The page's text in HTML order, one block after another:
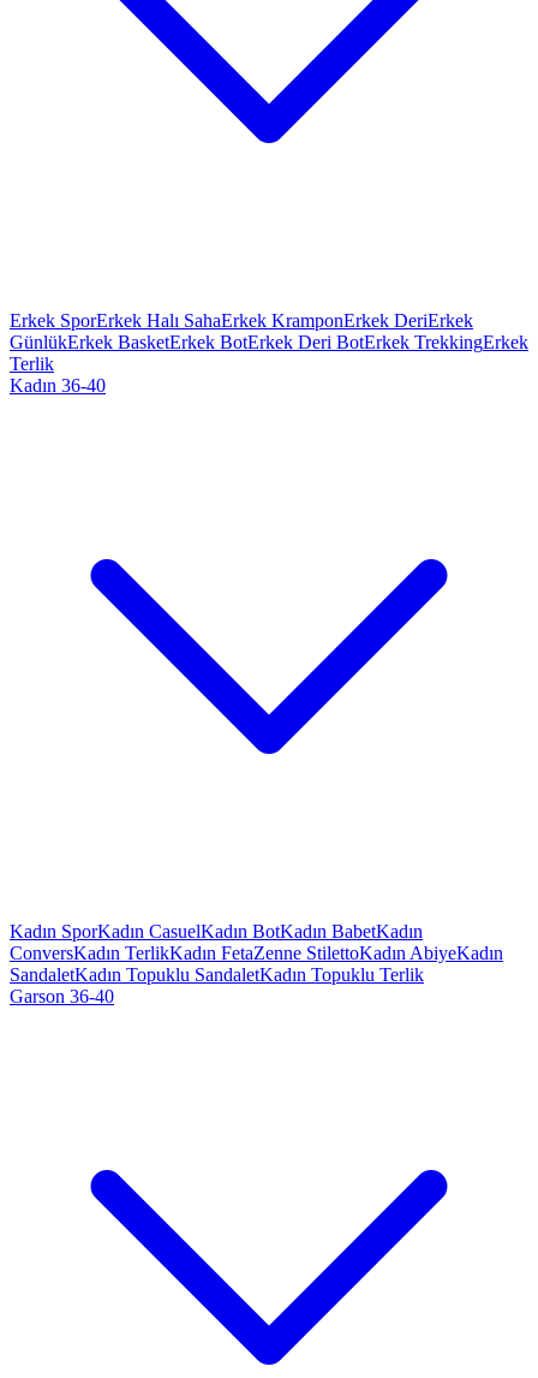
Erkek SporErkek Halı SahaErkek KramponErkek DeriErkek
GünlükErkek BasketErkek BotErkek Deri BotErkek TrekkingErkek
Terlik
Kadın 36-40
Kadın SporKadın CasuelKadın BotKadın BabetKadın
ConversKadın TerlikKadın FetaZenne StilettoKadın AbiyeKadın
SandaletKadın Topuklu SandaletKadın Topuklu Terlik
Garson 36-40